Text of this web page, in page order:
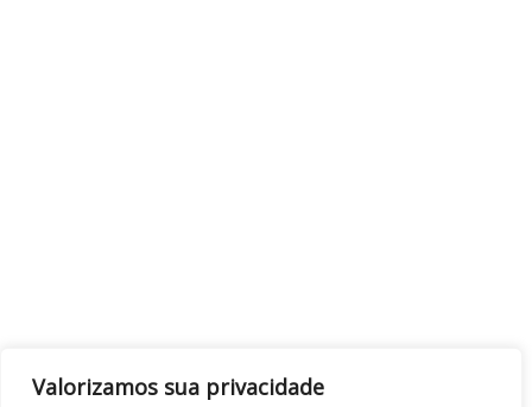
Valorizamos sua privacidade